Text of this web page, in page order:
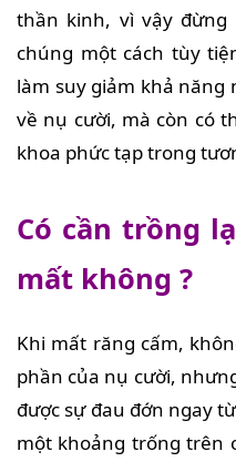
thần kinh, vì vậy đừng
chúng một cách tùy
làm suy giảm khả
về nụ cười, mà còn có
khoa phức tạp trong
Có cần trồng
mất không ?
Khi mất răng cấm,
phần của nụ cười,
được sự đau đớn ngay
một khoảng trống trên